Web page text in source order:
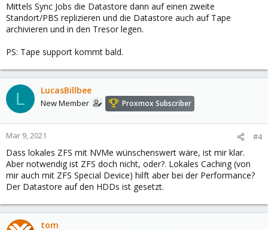
Mittels Sync Jobs die Datastore dann auf einen zweite
Standort/PBS replizieren und die Datastore auch auf Tape
archivieren und in den Tresor legen.
PS: Tape support kommt bald.
L LucasBillbee
New Member Proxmox Subscriber
Mar 9, 2021 #4
Dass lokales ZFS mit NVMe wünschenswert wäre, ist mir klar.
Aber notwendig ist ZFS doch nicht, oder?. Lokales Caching (von
mir auch mit ZFS Special Device) hilft aber bei der Performance?
Der Datastore auf den HDDs ist gesetzt.
tom